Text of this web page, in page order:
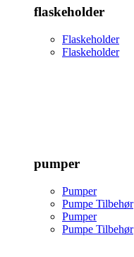
flaskeholder
Flaskeholder
Flaskeholder
pumper
Pumper
Pumpe Tilbehør
Pumper
Pumpe Tilbehør